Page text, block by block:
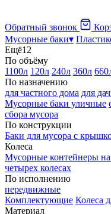
Обратный звонок
Мусорные баки▾
Ещё12
По объёму
1100л 120л 240л 360л
По назначению
для частного дома для
Мусорные баки уличные
сбора мусора
По конструкции
Баки для мусора с
Колеса
Мусорные контейнеры на
четырех колесах
По исполнению
передвижные
Комплектующие Колеса
Материал